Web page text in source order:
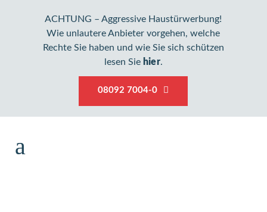
ACHTUNG – Aggressive Haustürwerbung!
Wie unlautere Anbieter vorgehen, welche
Rechte Sie haben und wie Sie sich schützen
lesen Sie hier.
08092 7004-0